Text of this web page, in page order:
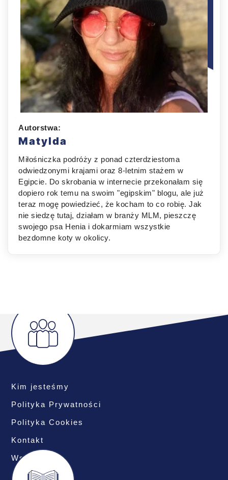
Autorstwa:
Matylda
Miłośniczka podróży z ponad czterdziestoma
odwiedzonymi krajami oraz 8-letnim stażem w
Egipcie. Do skrobania w internecie przekonałam się
dopiero rok temu na swoim "egipskim" blogu, ale już
teraz mogę powiedzieć, że kocham to co robię. Jak
nie siedzę tutaj, działam w branży MLM, pieszczę
swojego psa Henia i dokarmiam wszystkie
bezdomne koty w okolicy.
Kim jesteśmy
Polityka Prywatności
Polityka Cookies
Kontakt
Współpraca